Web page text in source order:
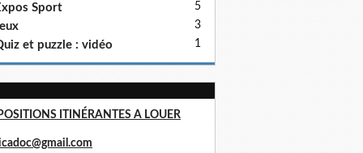
Sport 5
3
et puzzle : vidéo 1
ITINÉRANTES A LOUER